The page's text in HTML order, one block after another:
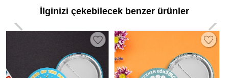
İlginizi çekebilecek benzer ürünler